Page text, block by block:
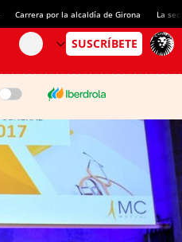
Carrera por la alcaldía de Girona La